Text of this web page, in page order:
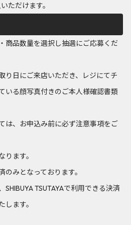
ただけます。
商品数量を選択し抽選にご応募くだ
日にご来店いただき、レジにてチ
いる顔写真付きのご本人様確認書類
は、お申込み前に必ず注意事項をご
ます。
みとなっております。
TSUTAYAで利用できる決済
ます。